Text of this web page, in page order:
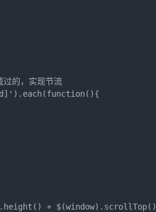
的，实现节流
+ $(window).scrollTop()